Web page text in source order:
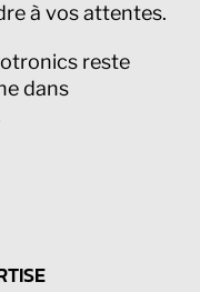
à vos attentes.
reste
dans